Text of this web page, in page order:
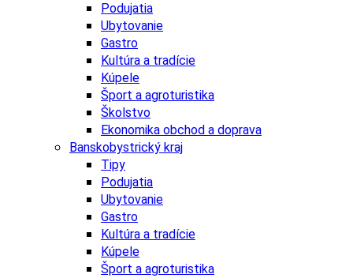
Podujatia
Ubytovanie
Gastro
Kultúra a tradície
Kúpele
Šport a agroturistika
Školstvo
Ekonomika obchod a doprava
Banskobystrický kraj
Tipy
Podujatia
Ubytovanie
Gastro
Kultúra a tradície
Kúpele
Šport a agroturistika